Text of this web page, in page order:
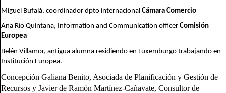
Miguel Bufalá, coordinador dpto internacional Cámara Comercio
Ana Río Quintana, Information and Communication officer Comisión
Europea
Belén Villamor, antigua alumna residiendo en Luxemburgo trabajando en
Institución Europea.
Concepción Galiana Benito, Asociada de Planificación y Gestión de
Recursos y Javier de Ramón Martínez-Cañavate, Consultor de